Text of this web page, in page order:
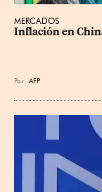
MERCADOS
Inflación en
Por AFP